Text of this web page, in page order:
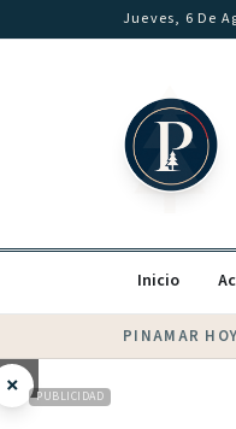
Saltar al contenidoJueves, 6 De
Inicio
PINAMAR HOY
× PUBLICIDAD